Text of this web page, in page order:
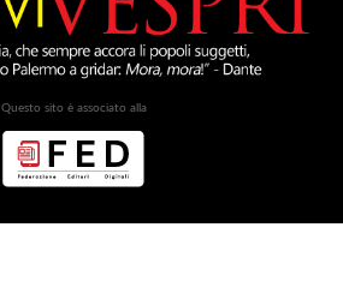
Questo sito è associato alla